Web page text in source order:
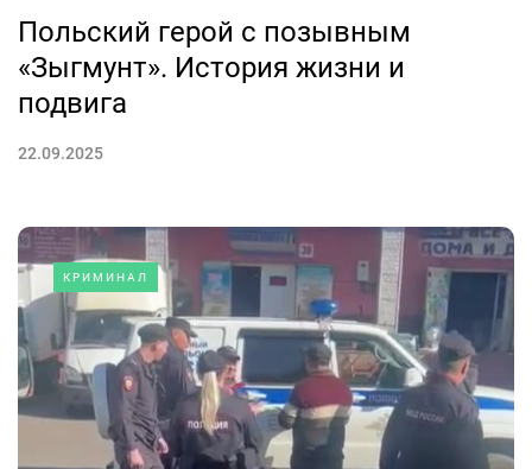
Польский герой с позывным
«Зыгмунт». История жизни и
подвига
22.09.2025
КРИМИНАЛ